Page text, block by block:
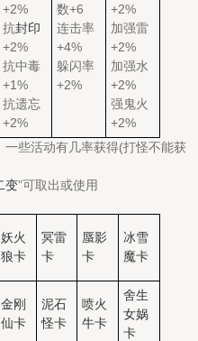
+2%
抗封印
+2%
抗中毒
+1%
抗遗忘
+2%
数+6
连击率
+4%
躲闪率
+2%
+2%
加强雷
+2%
加强水
+2%
强鬼火
+2%
一些活动有几率获得(打怪不能获
变”可取出或使用
妖火
狼卡
冥雷
卡
蜃影
卡
冰雪
魔卡
金刚
仙卡
泥石
怪卡
喷火
牛卡
舍生
女娲
卡